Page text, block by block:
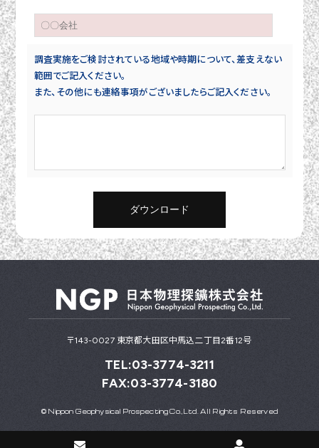
調査実施をご検討されている地域や時期について、差支えない
範囲でご記入ください。
また、その他にも連絡事項がございましたらご記入ください。
ダウンロード
〒143-0027 東京都大田区中馬込二丁目2番12号
TEL:03-3774-3211
FAX:03-3774-3180
© Nippon Geophysical Prospecting Co.,Ltd. All Rights Reserved